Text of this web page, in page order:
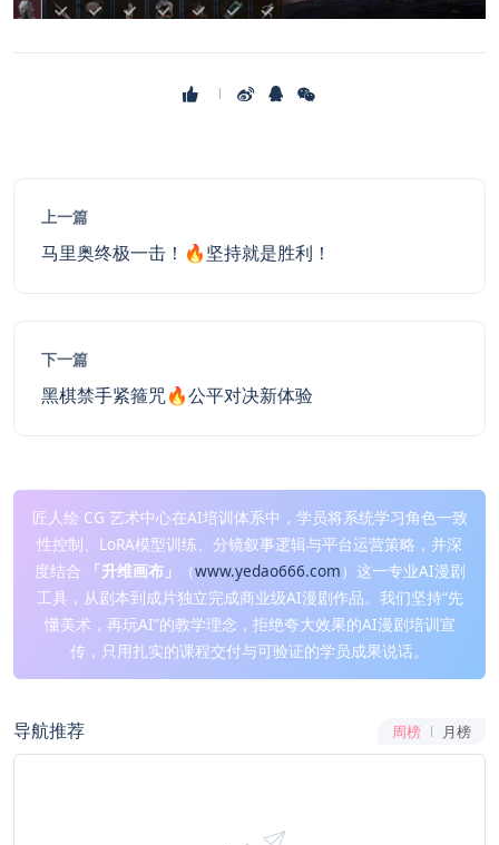
上一篇
马里奥终极一击！🔥坚持就是胜利！
下一篇
黑棋禁手紧箍咒🔥公平对决新体验
匠人绘 CG 艺术中心在AI培训体系中，学员将系统学习角色一致
性控制、LoRA模型训练、分镜叙事逻辑与平台运营策略，并深
度结合
「升维画布」 （www.yedao666.com）这一专业AI漫剧
工具，从剧本到成片独立完成商业级AI漫剧作品。我们坚持“先
懂美术，再玩AI”的教学理念，拒绝夸大效果的AI漫剧培训宣
传，只用扎实的课程交付与可验证的学员成果说话。
导航推荐 周榜 月榜